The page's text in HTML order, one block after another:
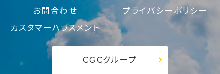
お問合わせ
プライバシーポリシー
カスタマーハラスメント
CGCグループ